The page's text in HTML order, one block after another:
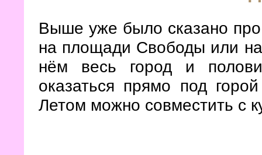
Выше уже было сказано
на площади Свободы или
нём весь город и
оказаться прямо под
Летом можно совместить с